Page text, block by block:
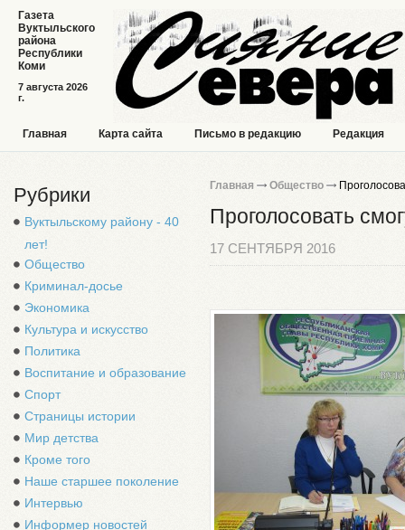
7 августа 2026
г.
Газета
Вуктыльского
района
Республики
Коми
Главная Карта сайта Письмо в редакцию Редакция
Рубрики
Вуктыльскому району - 40
лет!
Общество
Криминал-досье
Экономика
Культура и искусство
Политика
Воспитание и образование
Спорт
Страницы истории
Мир детства
Кроме того
Наше старшее поколение
Интервью
Информер новостей
Главная Общество
Проголосовать
17 СЕНТЯБРЯ 2016